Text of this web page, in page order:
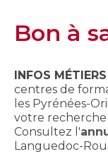
Bon à
INFOS MÉTIERS
centres de
les Pyrénées-
votre recherche
Consultez l'
Languedoc-